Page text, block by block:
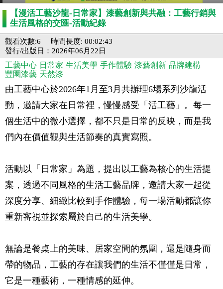
【漫活工藝沙龍-日常家】漆藝創新與共融：工藝行銷與
生活風格的交匯-活動紀錄
時間長度: 00:02:43
觀看次數:6
發行/出版日：2026年06月22日
工藝中心 日常家 生活美學 手作體驗 漆藝創新 品牌建構
豐園漆藝 天然漆
由工藝中心於2026年1月至3月共辦理6場系列沙龍活
動，邀請大家在日常裡，慢慢感受「活工藝」。每一
個生活中的微小選擇，都不只是日常的反映，而是我
們內在價值觀與生活節奏的真實寫照。
活動以「⽇常家」為題，提出以⼯藝為核⼼的⽣活提
案，透過不同風格的⽣活⼯藝品牌，邀請⼤家⼀起從
深度分享、細緻比較到手作體驗，每一場活動都讓你
重新審視並探索屬於自己的生活美學。
無論是餐桌上的美味、居家空間的氛圍，還是隨身而
帶的物品，工藝的存在讓我們的生活不僅僅是日常，
它是一種藝術，一種情感的延伸。